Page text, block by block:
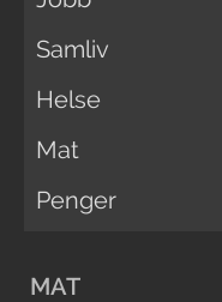
Samliv
Helse
Mat
Penger
MAT